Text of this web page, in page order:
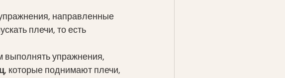
направленные
плечи, то есть
выполнять упражнения,
, которые поднимают плечи,